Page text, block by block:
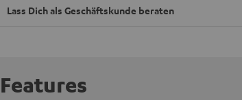
Lass Dich als Geschäftskunde beraten
Features